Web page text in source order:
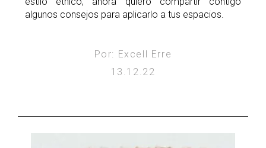
algunos consejos para aplicarlo a tus espacios.
Por: Excell Erre
13.12.22